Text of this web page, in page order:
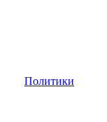
Политики